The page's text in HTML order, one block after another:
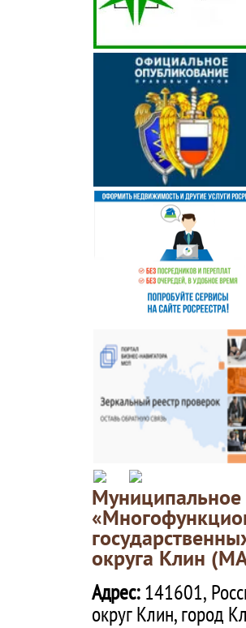
округа Клин
Адрес:141601,
округ Клин, город